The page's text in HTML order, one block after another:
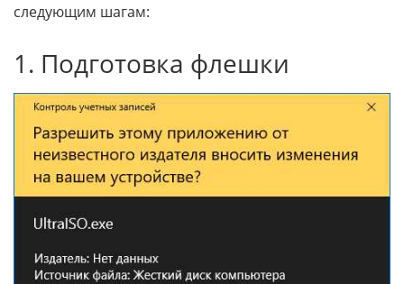
следующим шагам:
1. Подготовка флешки